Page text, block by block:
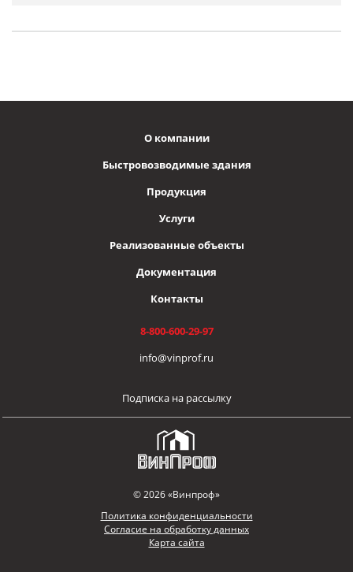
© 2026 «Винпроф»
Политика конфиденциальности
Согласие на обработку данных
Карта сайта
О компании
Быстровозводимые здания
Продукция
Услуги
Реализованные объекты
Документация
Контакты
8-800-600-29-97
info@vinprof.ru
Подписка на рассылку